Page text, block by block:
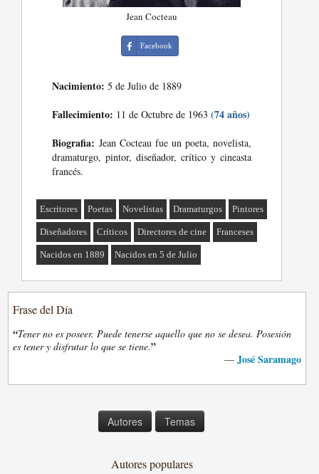
Jean Cocteau
Facebook
Nacimiento: 5 de Julio de 1889
Fallecimiento: 11 de Octubre de 1963(74 años)
Biografia: Jean Cocteau fue un poeta, novelista,
dramaturgo, pintor, diseñador, crítico y cineasta
francés.
Escritores Poetas Novelistas Dramaturgos Pintores
Diseñadores Críticos Directores de cine Franceses
Nacidos en 1889 Nacidos en 5 de Julio
Frase del Día
“Tener no es poseer. Puede tenerse aquello que no se desea. Posesión
es tener y disfrutar lo que se tiene.”
— José Saramago
Autores Temas
Autores populares